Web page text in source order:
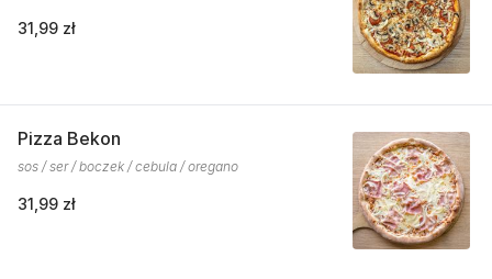
31,99 zł
Pizza Bekon
sos / ser / boczek / cebula / oregano
31,99 zł